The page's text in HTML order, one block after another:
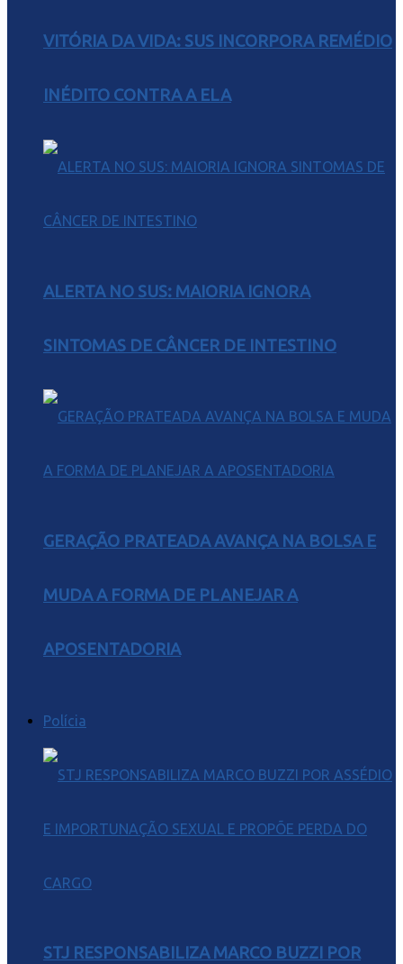
VITÓRIA DA VIDA: SUS INCORPORA REMÉDIO
INÉDITO CONTRA A ELA
ALERTA NO SUS: MAIORIA IGNORA
SINTOMAS DE CÂNCER DE INTESTINO
GERAÇÃO PRATEADA AVANÇA NA BOLSA E
MUDA A FORMA DE PLANEJAR A
APOSENTADORIA
Polícia
STJ RESPONSABILIZA MARCO BUZZI POR